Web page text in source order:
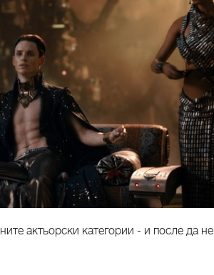
актьорски категории - и после да не